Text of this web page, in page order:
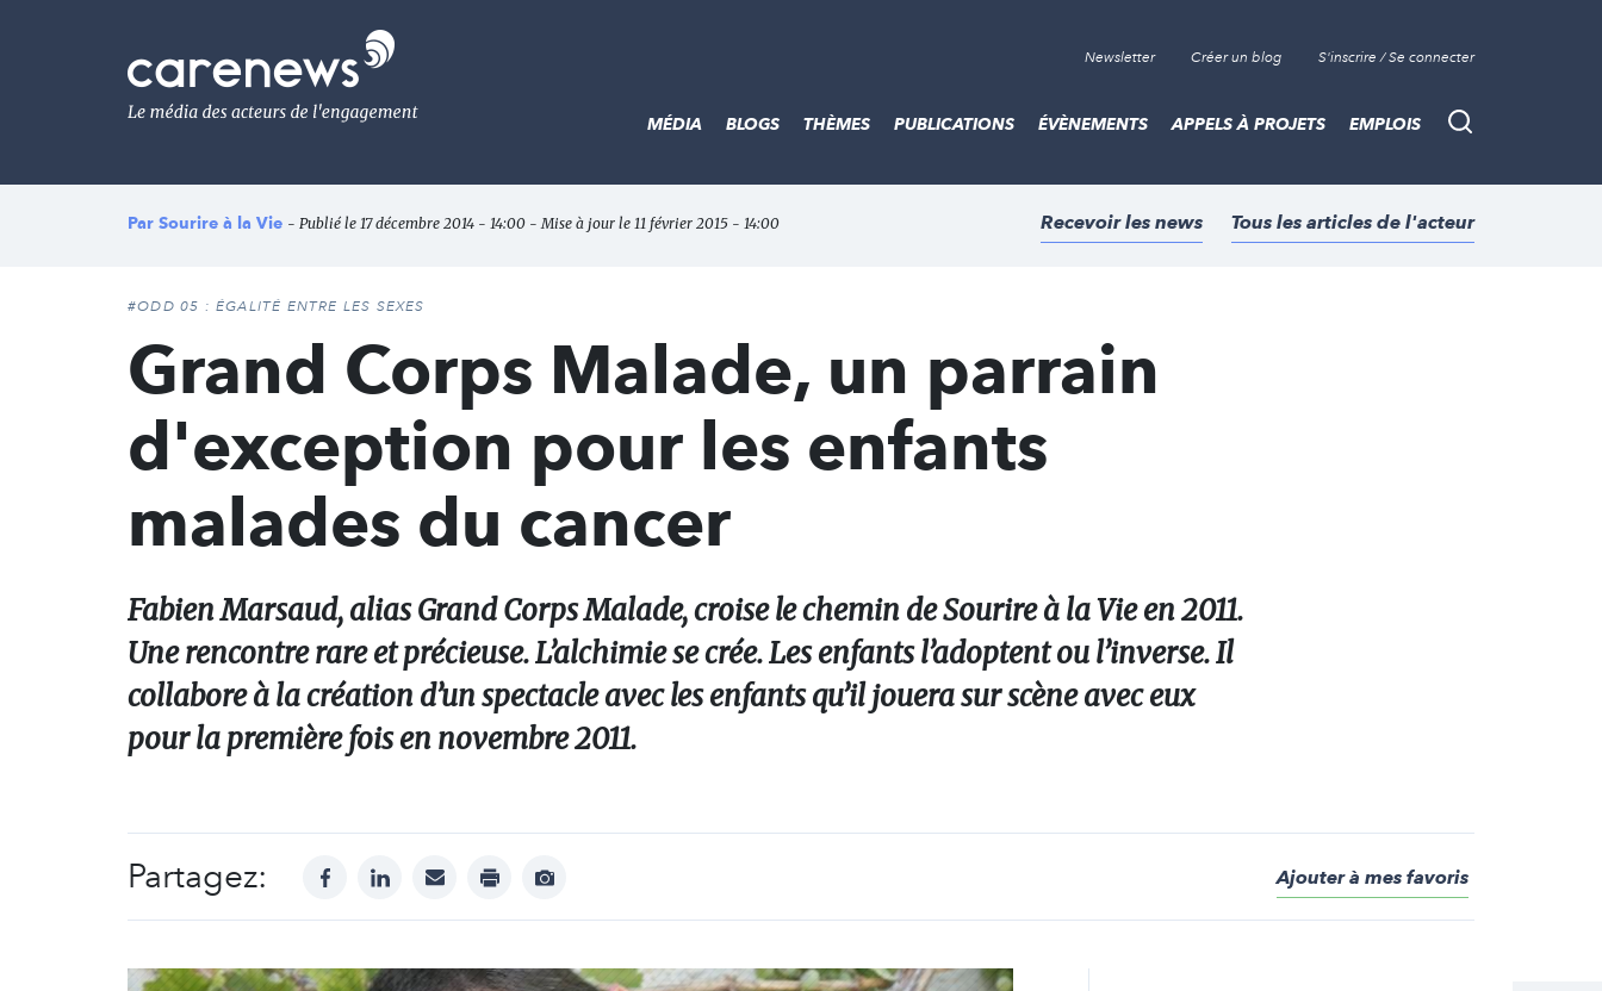
Le
média
de
l'engagement
Newsletter Créer un blog S'inscrire / Se connecter
Recherche
MÉDIA BLOGS THÈMES PUBLICATIONS ÉVÈNEMENTS APPELS À PROJETS EMPLOIS
Par Sourire à la Vie - Publié le 17 décembre 2014 - 14:00 - Mise à jour le 11 février 2015 - 14:00 Recevoir les news Tous les articles de l'acteur
#ODD 05 : ÉGALITÉ ENTRE LES SEXES
Grand Corps Malade, un parrain
d'exception pour les enfants
malades du cancer
Fabien Marsaud, alias Grand Corps Malade, croise le chemin de Sourire à la Vie en 2011.
Une rencontre rare et précieuse. L’alchimie se crée. Les enfants l’adoptent ou l’inverse. Il
collabore à la création d’un spectacle avec les enfants qu’il jouera sur scène avec eux
pour la première fois en novembre 2011.
Partagez: facebooklinkedinmail print
Afficher
Ajouter à mes favoris